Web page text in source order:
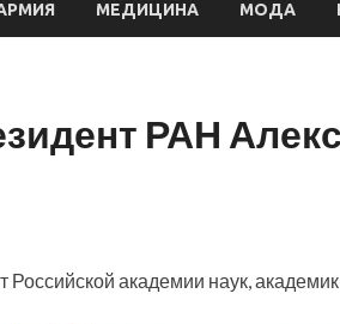
МЕДИЦИНА МОДА
РАН
Российской академии наук,